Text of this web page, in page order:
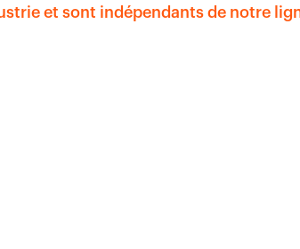
et sont indépendants de notre